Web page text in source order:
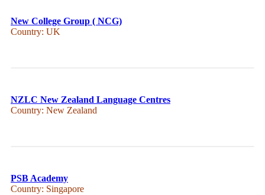
New College Group ( NCG)
Country: UK
NZLC New Zealand Language Centres
Country: New Zealand
PSB Academy
Country: Singapore